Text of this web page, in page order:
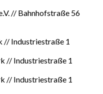
// Bahnhofstraße 56
// Industriestraße 1
// Industriestraße 1
// Industriestraße 1